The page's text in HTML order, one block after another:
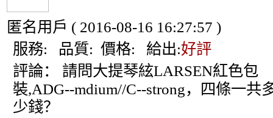
匿名用戶 ( 2016-08-16 16:27:57 )
服務: 品質: 價格: 給出:好評
評論：
請問大提琴絃LARSEN紅色包
裝,ADG--mdium//C--strong，四條一共
少錢？